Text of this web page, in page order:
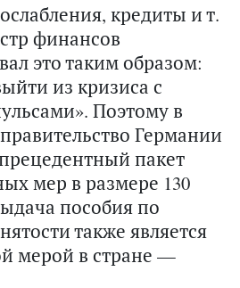
кредиты и т.
финансов
это таким образом:
из кризиса с
Поэтому в
Германии
пакет
мер в размере 130
пособия по
также является
мерой в стране —